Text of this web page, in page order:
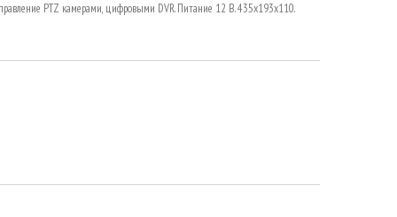
PTZ камерами, цифровыми DVR. Питание 12 В. 435х193х110.